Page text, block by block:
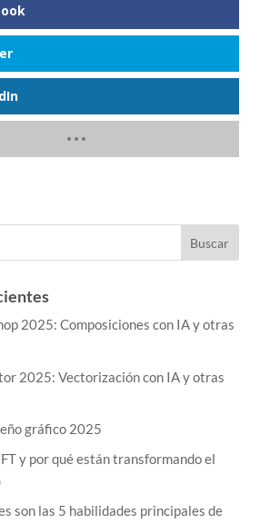
2025: Composiciones con IA y otras
2025: Vectorización con IA y otras
gráfico 2025
y por qué están transformando el
son las 5 habilidades principales de